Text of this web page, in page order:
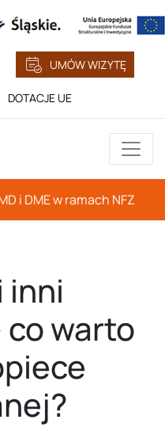
UMÓW WIZYTĘ
DOTACJE UE
i DME w ramach NFZ
inni
warto